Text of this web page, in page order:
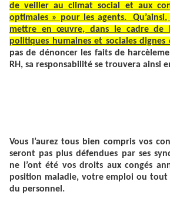
deveiller au climat social et aux
optimales » pour les agents.
mettre en œuvre, dans le cadre de
politiques humaines et sociales dignes
pas de dénoncer les faits de
RH, sa responsabilité se trouvera ainsi
Vous l’aurez tous bien compris vos
seront pas plus défendues par ses
ne l’ont été vos droits aux congés
position maladie, votre emploi ou
du personnel.